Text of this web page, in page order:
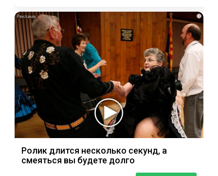
i
Ролик длится несколько секунд, а
смеяться вы будете долго